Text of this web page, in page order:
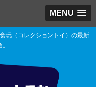
MENU
玩（コレクショントイ）の最新